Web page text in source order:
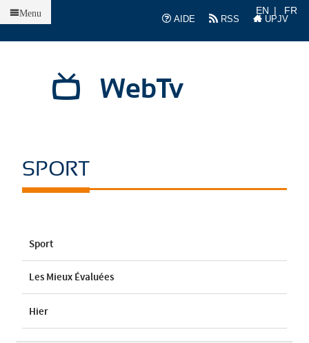
AIDE
RSS UPJV
EN FR
WebTv
Menu
SPORT
Sport
Les Mieux Évaluées
Hier